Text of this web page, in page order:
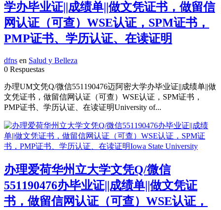
学办毕业证||成绩单||做文凭证书，做留信
网认证（可查）WSE认证，SPM证书，
PMP证书、学历认证、在读证明
dfns en Salud y Belleza
0 Respuestas
办理UM文凭Q/微信551190476迈阿密大学办毕业证||成绩单||做
文凭证书，做留信网认证（可查）WSE认证，SPM证书，
PMP证书、学历认证、在读证明University of...
办理爱荷华州立大学文凭Q/微信
551190476办毕业证||成绩单||做文凭证
书，做留信网认证（可查）WSE认证，